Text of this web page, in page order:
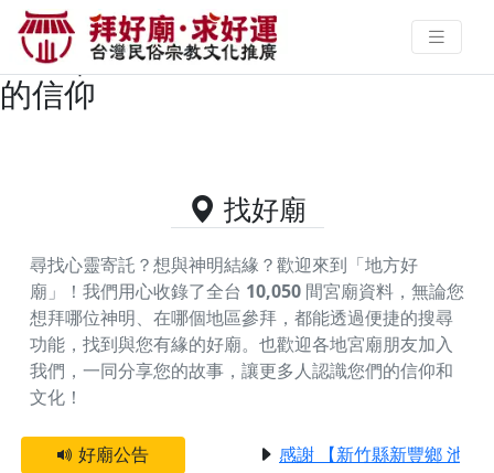
台中市東勢區供奉玄天上帝的好廟
資料｜拜好廟求好運 找到與您有緣
的信仰
找好廟
尋找心靈寄託？想與神明結緣？歡迎來到「地方好
廟」！我們用心收錄了全台 10,050 間宮廟資料，無論您
想拜哪位神明、在哪個地區參拜，都能透過便捷的搜尋
功能，找到與您有緣的好廟。 也歡迎各地宮廟朋友加入
我們，一同分享您的故事，讓更多人認識您們的信仰和
文化！
好廟公告 感謝 【新竹縣新豐鄉 池和